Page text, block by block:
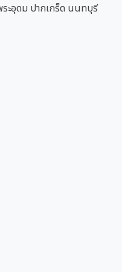
อุดม ปากเกร็ด นนทบุรี